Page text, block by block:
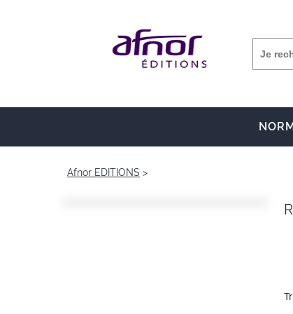
Afnor EDITIONS